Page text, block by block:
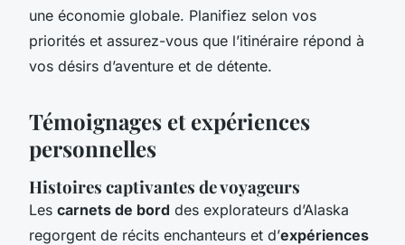
une économie globale. Planifiez selon vos
priorités et assurez-vous que l’itinéraire répond à
vos désirs d’aventure et de détente.
Témoignages et expériences
personnelles
Histoires captivantes de voyageurs
Les carnets de bord des explorateurs d’Alaska
regorgent de récits enchanteurs et d’expériences